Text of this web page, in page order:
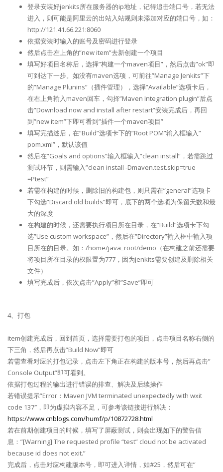
登录安装好jenkits所在服务器的ip地址，记得追击端口号，若无法
进入，则可能是阿里云的出站入站规则未添加对应的端口号，如：
http://121.41.66.221:8060
依据安装时输入的账号及密码进行登录
然后点击左上角的”new item”去新创建一个项目
填写好项目名称后，选择”构建一个maven项目”，然后点击”ok”即
可到达下一步。如没有maven选项，可前往”Manage Jenkits”下
的”Manage Plunins”（插件管理），选择”Available”选项卡后，
在右上角输入maven回车，勾择”Maven Integration plugin”后点
击”Download now and install after restart”安装完成后，再回
到”new item”下即可看到”插件一个maven项目”
填写完描述后，在”Build”选项卡下的”Root POM”输入框输入”
pom.xml”，默认该值
然后在”Goals and options”输入框输入”clean install”，若需跳过
测试环节，则需输入”clean install -Dmaven.test.skip=true
=Ptest”
若需在构建的时候，删除旧的构建包，则只需在”general”选项卡
下勾选”Discard old builds”即可，底下的两个选项为保留天数和最
大的深度
在构建的时候，还需要执行项目所在目录，在”Build”选项卡下勾
选”Use custom workspace”，然后在”Directory”输入框中输入项
目所在的目录。如：/home/java_root/demo（在构建之前还需要
将项目所在目录的权限置为777，因为jenkits需要创建及删除相关
文件）
填写完成后，依次点击”Apply”和”Save”即可
4、打包
item创建完成后，回到首页，选择需要打包的项目，点击项目名称右侧的
下三角，然后再点击”Build Now”即可
若需查看对应的打包记录，点击左下角正在构建的版本号，然后再点击”
Console Output”即可看到。
依据打包过程的输出进行错误的排查、解决及后续操作
若错误提示”Error：Maven JVM terminated unexpectedly with wxit
code 137″，即为虚拟内容不足，可参考该链接进行解决：
https://www.cnblogs.com/humf/p/10872728.html
若在前期创建项目的时候，填写了屏蔽测试，则会出现如下的警告信
息：”[Warning] The requested profile “test” cloud not be activated
because id does not exit.”
完成后，点击对应构建版本号，即可进入详情，如#25，然后可在”